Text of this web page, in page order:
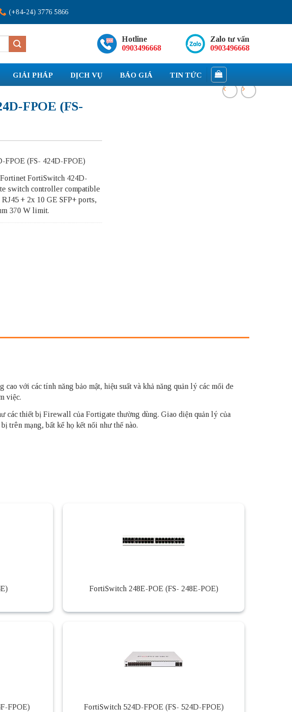
(+84-24) 3776 5866
Hotline
0903496668
Zalo tư vấn
0903496668
GIẢI PHÁP DỊCH VỤ BÁO GIÁ TIN TỨC
FPOE (FS-
FPOE (FS- 424D-FPOE)
FortiSwitch 424D-
switch controller compatible
+ 2x 10 GE SFP+ ports,
370 W limit.
với các tính năng bảo mật, hiệu suất và khả năng quản lý các mối đe
việc.
các thiết bị Firewall của Fortigate thường dùng. Giao diện quản lý của
trên mạng, bất kể họ kết nối như thế nào.
FortiSwitch 248E-POE (FS- 248E-POE)
FPOE) FortiSwitch 524D-FPOE (FS- 524D-FPOE)